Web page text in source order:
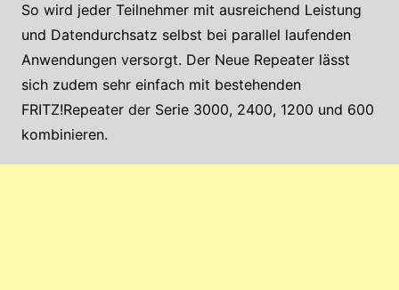
So wird jeder Teilnehmer mit ausreichend Leistung
und Datendurchsatz selbst bei parallel laufenden
Anwendungen versorgt. Der Neue Repeater lässt
sich zudem sehr einfach mit bestehenden
FRITZ!Repeater der Serie 3000, 2400, 1200 und 600
kombinieren.